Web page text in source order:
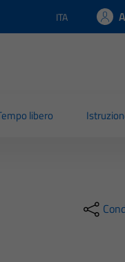
Lingua attiva:
ITA
libero